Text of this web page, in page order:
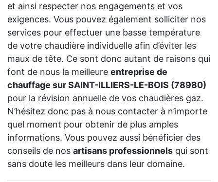
et ainsi respecter nos engagements et vos
exigences. Vous pouvez également solliciter nos
services pour effectuer une basse température
de votre chaudière individuelle afin d’éviter les
maux de tête. Ce sont donc autant de raisons qui
font de nous la meilleure entreprise de
chauffage sur SAINT-ILLIERS-LE-BOIS (78980)
pour la révision annuelle de vos chaudières gaz.
N’hésitez donc pas à nous contacter à n’importe
quel moment pour obtenir de plus amples
informations. Vous pouvez aussi bénéficier des
conseils de nos artisans professionnels qui sont
sans doute les meilleurs dans leur domaine.